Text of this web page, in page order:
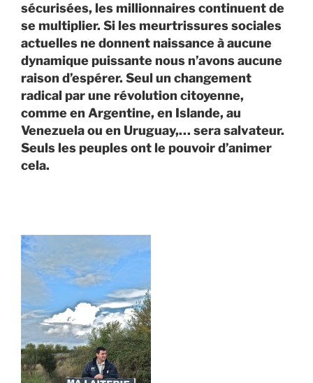
sécurisées, les millionnaires continuent de
se multiplier. Si les meurtrissures sociales
actuelles ne donnent naissance à aucune
dynamique puissante nous n’avons aucune
raison d’espérer. Seul un changement
radical par une révolution citoyenne,
comme en Argentine, en Islande, au
Venezuela ou en Uruguay,… sera salvateur.
Seuls les peuples ont le pouvoir d’animer
cela.